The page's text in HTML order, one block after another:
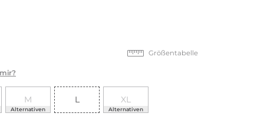
Größentabelle
M
Alternativen
L XL
Alternativen